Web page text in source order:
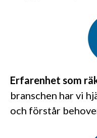
Erfarenhet som
branschen har vi
och förstår